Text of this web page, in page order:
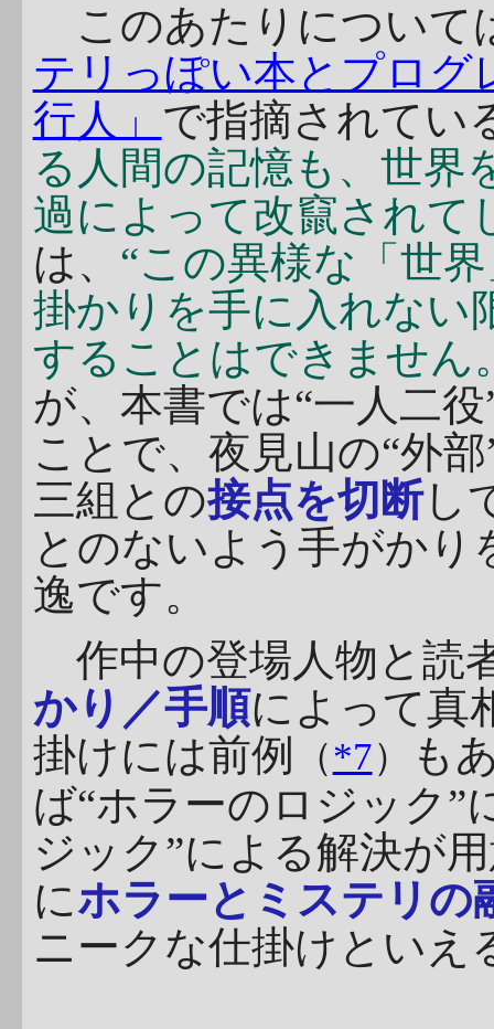
このあたりについて
テリっぽい本とプログ
行人」 で指摘されてい
る人間の記憶も、世界
過によって改竄されて
は、 “この異様な「世
掛かりを手に入れない
することはできません
が、本書では“一人二
ことで、夜見山の“外
三組との接点を切断し
とのないよう手がか
逸です。
作中の登場人物と読
かり／手順によって真
掛けには前例
（*7）
も
ば“ホラーのロジック”
ジック”による解決が
にホラーとミステリの
ニークな仕掛けといえ